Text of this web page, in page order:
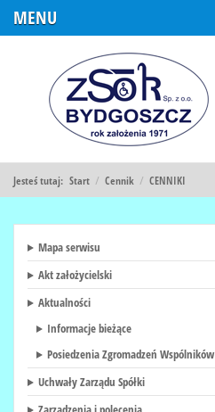
MENU
Jesteś tutaj: Start / Cennik / CENNIKI
Mapa serwisu
Akt założycielski
Aktualności
Informacje bieżące
Posiedzenia Zgromadzeń Wspólników
Uchwały Zarządu Spółki